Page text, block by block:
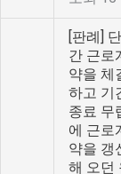
[판례]
간 근로
약을 체
하고 기
종료 무
에 근로
약을 갱
해 오던